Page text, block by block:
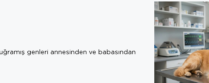
genleri annesinden ve babasından